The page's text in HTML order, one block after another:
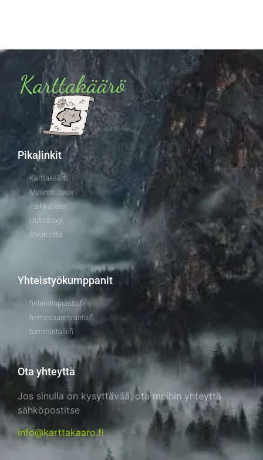
Pikalinkit
Karttakäärö
Maanmittaus
Paikkatieto
Uutisblogi
Sivukartta
Yhteistyökumppanit
finlandiapuisto.fi
hernesaarenranta.fi
tommintalli.fi
Ota yhteyttä
Jos sinulla on kysyttävää, ota meihin yhteyttä
sähköpostitse
info@karttakaaro.fi